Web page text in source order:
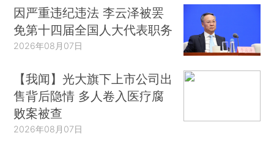
因严重违纪违法 李云泽被罢
免第十四届全国人大代表职务
2026年08月07日
【我闻】光大旗下上市公司出
售背后隐情 多人卷入医疗腐
败案被查
2026年08月07日